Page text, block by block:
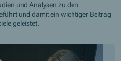
und Analysen zu den
und damit ein wichtiger Beitrag
geleistet.